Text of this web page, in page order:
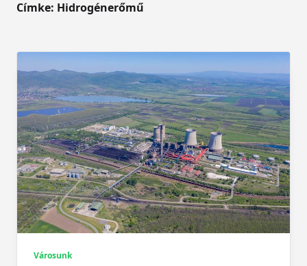
Címke: Hidrogénerőmű
Városunk